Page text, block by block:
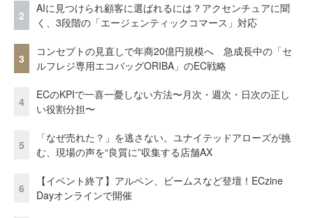
2
AIに見つけられ顧客に選ばれるには？アクセンチュアに聞
く、3段階の「エージェンティックコマース」対応
3
コンセプトの見直しで年商20億円規模へ 急成長中の「セ
ルフレジ専用エコバッグORIBA」のEC戦略
4
ECのKPIで一喜一憂しない方法〜月次・週次・日次の正し
い役割分担〜
5
「なぜ売れた？」を逃さない。ユナイテッドアローズが挑
む、現場の声を“良質に”収集する店舗AX
6
【イベント終了】アルペン、ビームスなど登壇！ECzine
Dayオンラインで開催